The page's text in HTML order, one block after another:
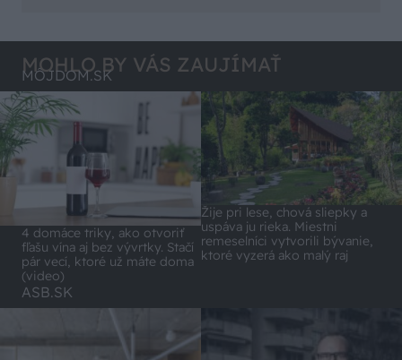
MOHLO BY VÁS ZAUJÍMAŤ
MÔJDOM.SK
4 domáce triky, ako otvoriť
fľašu vína aj bez vývrtky. Stačí
pár vecí, ktoré už máte doma
(video)
Žije pri lese, chová sliepky a
uspáva ju rieka. Miestni
remeselníci vytvorili bývanie,
ktoré vyzerá ako malý raj
ASB.SK